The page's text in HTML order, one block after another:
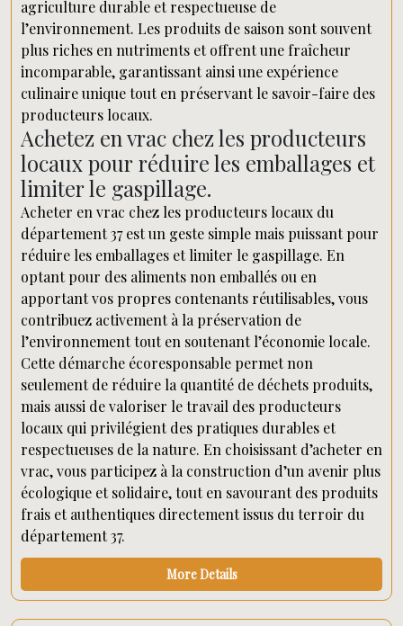
agriculture durable et respectueuse de
l’environnement. Les produits de saison sont souvent
plus riches en nutriments et offrent une fraîcheur
incomparable, garantissant ainsi une expérience
culinaire unique tout en préservant le savoir-faire des
producteurs locaux.
Achetez en vrac chez les producteurs
locaux pour réduire les emballages et
limiter le gaspillage.
Acheter en vrac chez les producteurs locaux du
département 37 est un geste simple mais puissant pour
réduire les emballages et limiter le gaspillage. En
optant pour des aliments non emballés ou en
apportant vos propres contenants réutilisables, vous
contribuez activement à la préservation de
l’environnement tout en soutenant l’économie locale.
Cette démarche écoresponsable permet non
seulement de réduire la quantité de déchets produits,
mais aussi de valoriser le travail des producteurs
locaux qui privilégient des pratiques durables et
respectueuses de la nature. En choisissant d’acheter en
vrac, vous participez à la construction d’un avenir plus
écologique et solidaire, tout en savourant des produits
frais et authentiques directement issus du terroir du
département 37.
More Details